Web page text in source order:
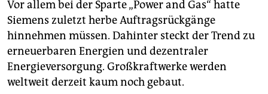
Vor allem bei der Sparte „Power and Gas“ hatte
Siemens zuletzt herbe Auftragsrückgänge
hinnehmen müssen. Dahinter steckt der Trend zu
erneuerbaren Energien und dezentraler
Energieversorgung. Großkraftwerke werden
weltweit derzeit kaum noch gebaut.